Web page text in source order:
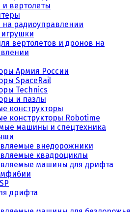
вертолеты
на радиоуправлении
вертолетов и дронов на
Армия России
SpaceRail
Technics
и пазлы
конструкторы
конструкторы Robotime
машины и спецтехника
внедорожники
квадроциклы
машины для дрифта
дрифта